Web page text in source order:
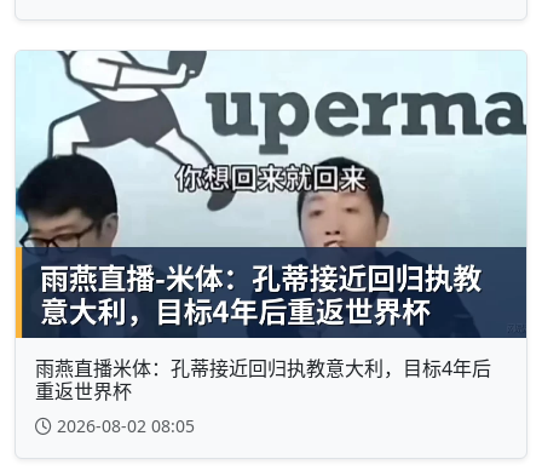
雨燕直播米体：孔蒂接近回归执教意大利，目标4年后
重返世界杯
2026-08-02 08:05